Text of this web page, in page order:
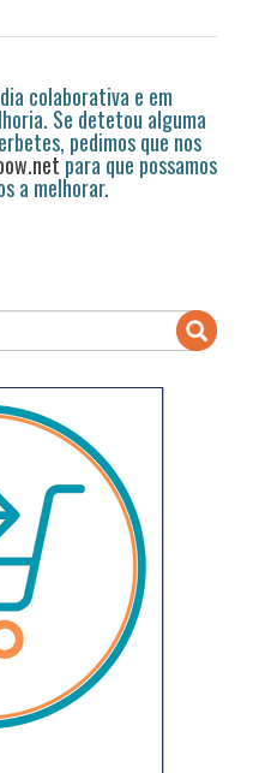
colaborativa e em
Se detetou alguma
pedimos que nos
para que possamos
a melhorar.